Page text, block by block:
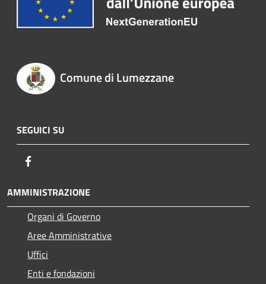
Comune di Lumezzane
SEGUICI SU
AMMINISTRAZIONE
Organi di Governo
Aree Amministrative
Uffici
Enti e fondazioni